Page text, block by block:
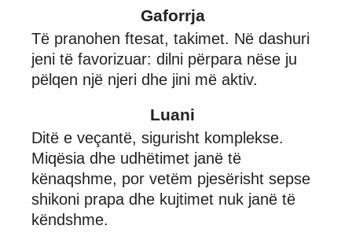
Gaforrja
Të pranohen ftesat, takimet. Në dashuri
jeni të favorizuar: dilni përpara nëse ju
pëlqen një njeri dhe jini më aktiv.
Luani
Ditë e veçantë, sigurisht komplekse.
Miqësia dhe udhëtimet janë të
kënaqshme, por vetëm pjesërisht sepse
shikoni prapa dhe kujtimet nuk janë të
këndshme.